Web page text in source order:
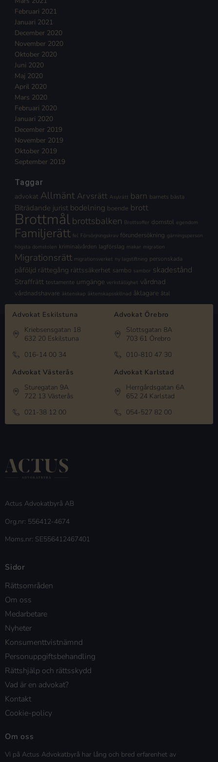
Februari 2021
Januari 2021
December 2020
November 2020
Oktober 2020
Juni 2020
Maj 2020
April 2020
Mars 2020
Februari 2020
Januari 2020
December 2019
November 2019
Oktober 2019
September 2019
Taggar
advokat Allmänt Arvsrätt Asylrätt barn barnets bästa
Biträdande jurist bodelning boende brott
Brottmålbrottsbalken Brottsoffer domstol egendom
Familjerätt fel Försörjningskrav förundersökning gärningsperson
högsta domstolen kriminalvården lagförslag makar migration
Migrationsrätt migrationsverket ny lagstiftning personskada
påföljd rättegång rättssäkerhet sambo sambor skadestånd
Straffrätt testamente umgänge verkställighet vårdnad
vårdnadshavare äktenskap äktenskapsskillnad åklagare åtal
Advokat Eskilstuna
Kriebsensgatan 18
632 20 Eskilstuna
016-14 00 34
Advokat Örebro
Slottsgatan 8A
703 61 Örebro
010-810 47 30
Advokat Västerås
Sturegatan 9A
722 13 Västerås
021-38 12 00
Advokat Karlstad
Herrgårdsgatan 6A
652 24 Karlstad
054-527 82 00
Actus Advokatbyrå AB
Org.nr: 556412-4674
Moms.nr: SE556412467401
Sidor
Rättsområden
Om oss
Medarbetare
Nyheter
Konsumenttvistnämnd
Personuppgiftsbehandling
Rättshjälp och rättsskydd
Vad är en advokat?
Kontakt
Cookie-policy
Om oss
Vi på Actus Advokatbyrå har lång och bred erfarenhet av